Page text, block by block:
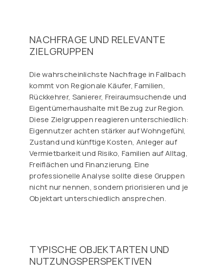
NACHFRAGE UND RELEVANTE
ZIELGRUPPEN
Die wahrscheinlichste Nachfrage in Fallbach
kommt von Regionale Käufer, Familien,
Rückkehrer, Sanierer, Freiraumsuchende und
Eigentümerhaushalte mit Bezug zur Region.
Diese Zielgruppen reagieren unterschiedlich:
Eigennutzer achten stärker auf Wohngefühl,
Zustand und künftige Kosten, Anleger auf
Vermietbarkeit und Risiko, Familien auf Alltag,
Freiflächen und Finanzierung. Eine
professionelle Analyse sollte diese Gruppen
nicht nur nennen, sondern priorisieren und je
Objektart unterschiedlich ansprechen.
TYPISCHE OBJEKTARTEN UND
NUTZUNGSPERSPEKTIVEN